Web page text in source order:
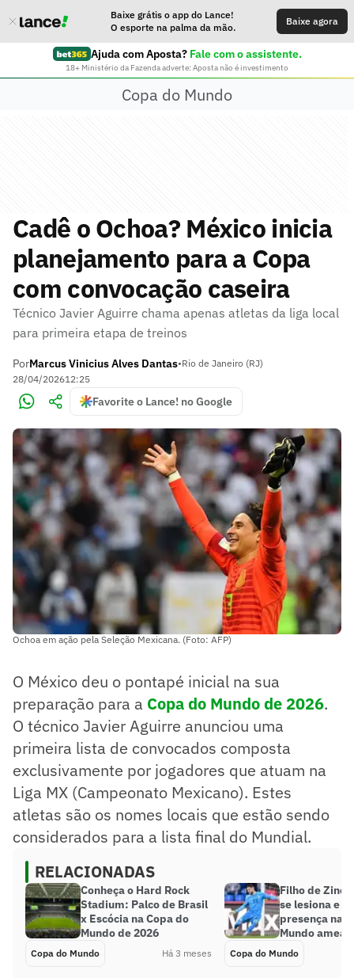
Baixe grátis o app do Lance!
O esporte na palma da mão.
Baixe agora
Ajuda com Aposta? Fale com o assistente.
18+ Ministério da Fazenda adverte: Aposta não é investimento
Copa do Mundo
Cadê o Ochoa? México inicia
planejamento para a Copa
com convocação caseira
Técnico Javier Aguirre chama apenas atletas da liga local
para primeira etapa de treinos
PorMarcus Vinicius Alves Dantas•Rio de Janeiro (RJ)
28/04/202612:25
Favorite o Lance! no Google
Ochoa em ação pela Seleção Mexicana. (Foto: AFP)
O México deu o pontapé inicial na sua
preparação para a Copa do Mundo de 2026.
O técnico Javier Aguirre anunciou uma
primeira lista de convocados composta
exclusivamente por jogadores que atuam na
Liga MX (Campeonato Mexicano). Estes
atletas são os nomes locais que estão sendo
considerados para a lista final do Mundial.
RELACIONADAS
Conheça o Hard Rock
Stadium: Palco de Brasil
x Escócia na Copa do
Mundo de 2026
Copa do Mundo Há 3 meses
Filho de
se lesiona e
presença na
Mundo
Copa do Mundo